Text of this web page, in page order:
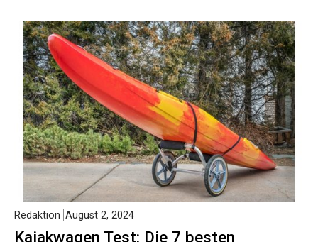
Kajakwagen Test: Die 7 besten
Redaktion August 2, 2024